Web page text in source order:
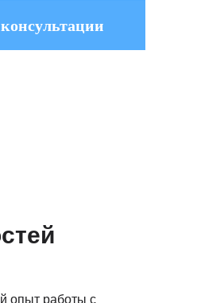
опыт работы с